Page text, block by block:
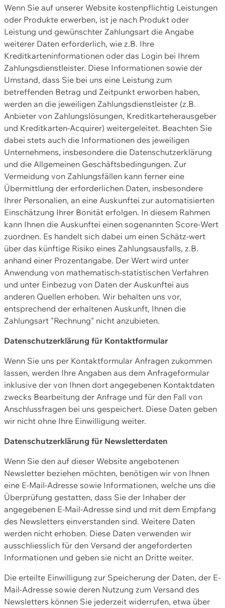
Wenn Sie auf unserer Website kostenpflichtig Leistungen
oder Produkte erwerben, ist je nach Produkt oder
Leistung und gewünschter Zahlungsart die Angabe
weiterer Daten erforderlich, wie z.B. Ihre
Kreditkarteninformationen oder das Login bei Ihrem
Zahlungsdienstleister. Diese Informationen sowie der
Umstand, dass Sie bei uns eine Leistung zum
betreffenden Betrag und Zeitpunkt erworben haben,
werden an die jeweiligen Zahlungsdienstleister (z.B.
Anbieter von Zahlungslösungen, Kreditkarteherausgeber
und Kreditkarten-Acquirer) weitergeleitet. Beachten Sie
dabei stets auch die Informationen des jeweiligen
Unternehmens, insbesondere die Datenschutzerklärung
und die Allgemeinen Geschäftsbedingungen. Zur
Vermeidung von Zahlungsfällen kann ferner eine
Übermittlung der erforderlichen Daten, insbesondere
Ihrer Personalien, an eine Auskunftei zur automatisierten
Einschätzung Ihrer Bonität erfolgen. In diesem Rahmen
kann Ihnen die Auskunftei einen sogenannten Score-Wert
zuordnen. Es handelt sich dabei um einen Schätz-wert
über das künftige Risiko eines Zahlungsausfalls, z.B.
anhand einer Prozentangabe. Der Wert wird unter
Anwendung von mathematisch-statistischen Verfahren
und unter Einbezug von Daten der Auskunftei aus
anderen Quellen erhoben. Wir behalten uns vor,
entsprechend der erhaltenen Auskunft, Ihnen die
Zahlungsart "Rechnung" nicht anzubieten.
Datenschutzerklärung für Kontaktformular
Wenn Sie uns per Kontaktformular Anfragen zukommen
lassen, werden Ihre Angaben aus dem Anfrageformular
inklusive der von Ihnen dort angegebenen Kontaktdaten
zwecks Bearbeitung der Anfrage und für den Fall von
Anschlussfragen bei uns gespeichert. Diese Daten geben
wir nicht ohne Ihre Einwilligung weiter.
Datenschutzerklärung für Newsletterdaten
Wenn Sie den auf dieser Website angebotenen
Newsletter beziehen möchten, benötigen wir von Ihnen
eine E-Mail-Adresse sowie Informationen, welche uns die
Überprüfung gestatten, dass Sie der Inhaber der
angegebenen E-Mail-Adresse sind und mit dem Empfang
des Newsletters einverstanden sind. Weitere Daten
werden nicht erhoben. Diese Daten verwenden wir
ausschliesslich für den Versand der angeforderten
Informationen und geben sie nicht an Dritte weiter.
Die erteilte Einwilligung zur Speicherung der Daten, der E-
Mail-Adresse sowie deren Nutzung zum Versand des
Newsletters können Sie jederzeit widerrufen, etwa über